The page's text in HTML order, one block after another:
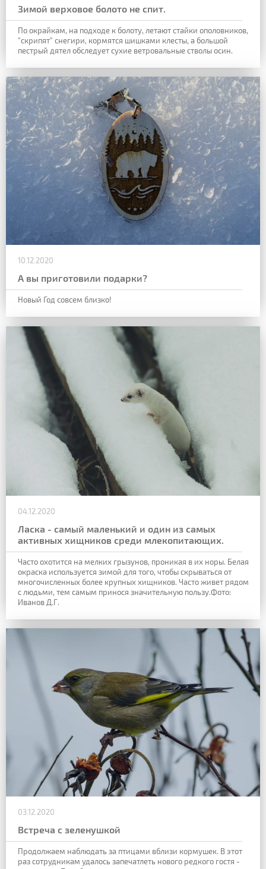
Зимой верховое болото не спит.
По окрайкам, на подходе к болоту, летают стайки ополовников,
"скрипят" снегири, кормятся шишками клесты, а большой
пестрый дятел обследует сухие ветровальные стволы осин.
10.12.2020
А вы приготовили подарки?
Новый Год совсем близко!
04.12.2020
Ласка - самый маленький и один из самых
активных хищников среди млекопитающих.
Часто охотится на мелких грызунов, проникая в их норы. Белая
окраска используется зимой для того, чтобы скрываться от
многочисленных более крупных хищников. Часто живет рядом
с людьми, тем самым принося значительную пользу.Фото:
Иванов Д.Г.
03.12.2020
Встреча с зеленушкой
Продолжаем наблюдать за птицами вблизи кормушек. В этот
раз сотрудникам удалось запечатлеть нового редкого гостя -